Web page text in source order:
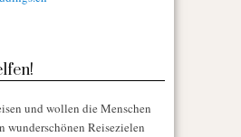
und wollen die Menschen
wunderschönen Reisezielen